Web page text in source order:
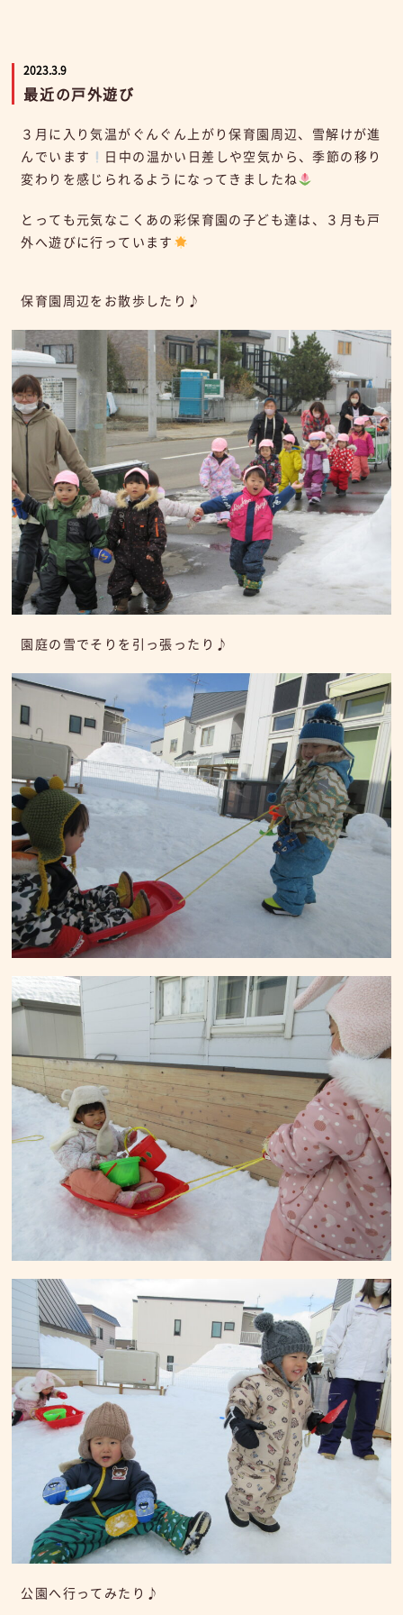
2023.3.9
最近の戸外遊び
３月に入り気温がぐんぐん上がり保育園周辺、雪解けが進
んでいます
日中の温かい日差しや空気から、季節の移り
変わりを感じられるようになってきましたね
とっても元気なこくあの彩保育園の子ども達は、３月も戸
外へ遊びに行っています
保育園周辺をお散歩したり♪
園庭の雪でそりを引っ張ったり♪
公園へ行ってみたり♪